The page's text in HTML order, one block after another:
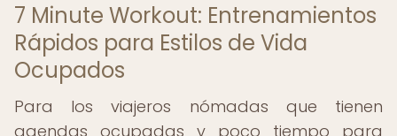
7 Minute Workout: Entrenamientos
Rápidos para Estilos de Vida
Ocupados
Para los viajeros nómadas que tienen
agendas ocupadas y poco tiempo para